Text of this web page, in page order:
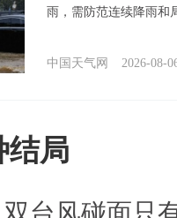
雨，需防范连续降雨和
中国天气网 2026-08-
结局